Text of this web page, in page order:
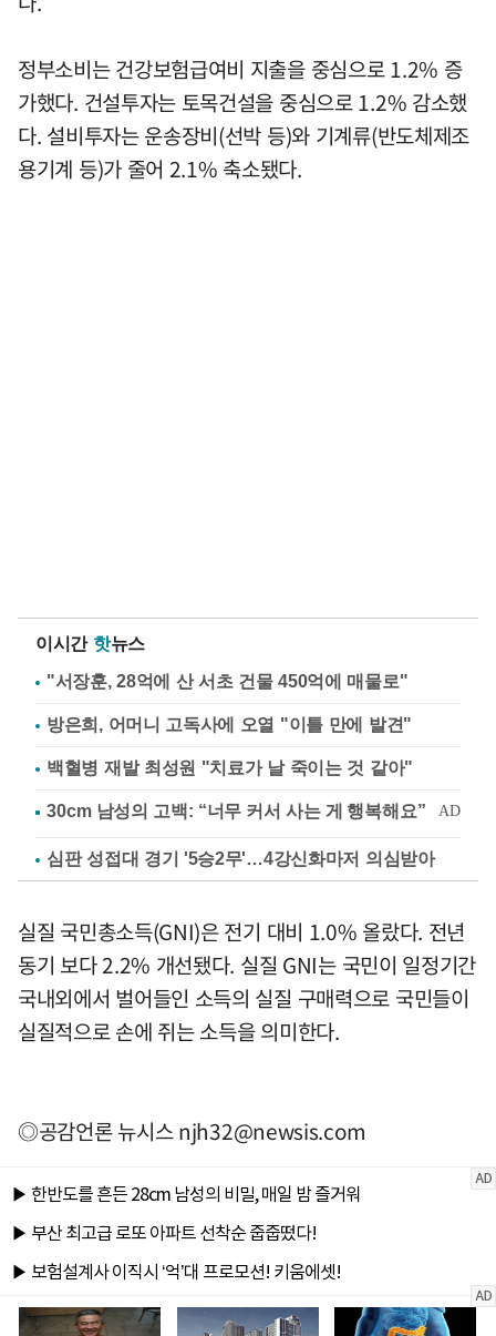
정부소비는 건강보험급여비 지출을 중심으로 1.2% 증
가했다. 건설투자는 토목건설을 중심으로 1.2% 감소했
다. 설비투자는 운송장비(선박 등)와 기계류(반도체제조
용기계 등)가 줄어 2.1% 축소됐다.
이시간 핫뉴스
"서장훈, 28억에 산 서초 건물 450억에 매물로"
방은희, 어머니 고독사에 오열 "이틀 만에 발견"
백혈병 재발 최성원 "치료가 날 죽이는 것 같아"
심판 성접대 경기 '5승2무'…4강신화마저 의심받아
실질 국민총소득(GNI)은 전기 대비 1.0% 올랐다. 전년
동기 보다 2.2% 개선됐다. 실질 GNI는 국민이 일정기간
국내외에서 벌어들인 소득의 실질 구매력으로 국민들이
실질적으로 손에 쥐는 소득을 의미한다.
◎공감언론 뉴시스njh32@newsis.com